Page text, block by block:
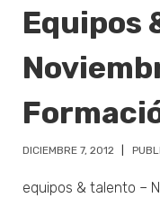
Equipos
DICIEMBRE 7, 2012
equipos & talento –